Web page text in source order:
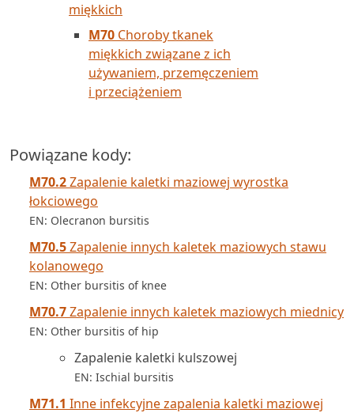
miękkich
M70 Choroby tkanek
miękkich związane z ich
używaniem, przemęczeniem
i przeciążeniem
Powiązane kody:
M70.2Zapalenie kaletki maziowej wyrostka
łokciowego
EN: Olecranon bursitis
M70.5Zapalenie innych kaletek maziowych stawu
kolanowego
EN: Other bursitis of knee
M70.7Zapalenie innych kaletek maziowych miednicy
EN: Other bursitis of hip
Zapalenie kaletki kulszowej
EN: Ischial bursitis
M71.1 Inne infekcyjne zapalenia kaletki maziowej